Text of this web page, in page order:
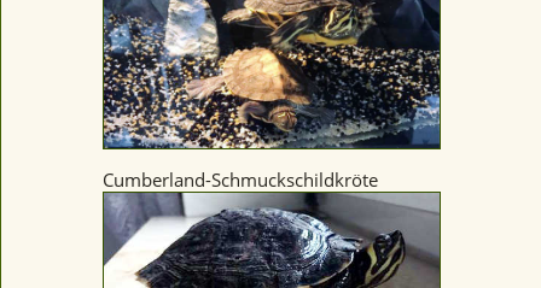
Cumberland-Schmuckschildkröte